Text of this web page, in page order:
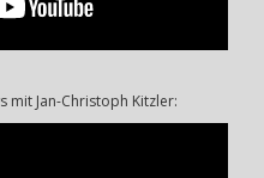
mit Jan-Christoph Kitzler: